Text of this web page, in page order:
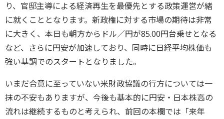
り、官邸主導による経済再生を最優先とする政策運営が緒
に就くこととなります。新政権に対する市場の期待は非常
に大きく、本日も朝方からドル／円が85.00円台乗せとなる
など、さらに円安が加速しており、同時に日経平均株価も
強い基調でのスタートとなりました。
いまだ合意に至っていない米財政協議の行方については一
抹の不安もありますが、今後も基本的に円安・日本株高の
流れは継続するものと考えられ、前回の本欄では「来年